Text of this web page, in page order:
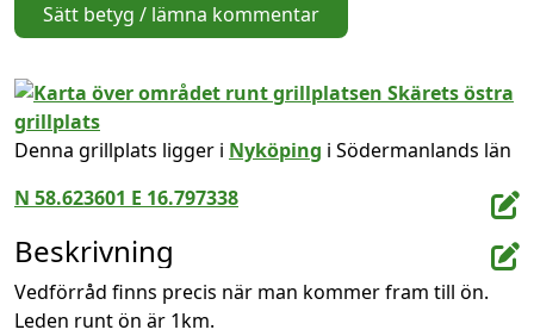
Sätt betyg / lämna kommentar
Denna grillplats ligger i Nyköping i Södermanlands län
N 58.623601 E 16.797338
Beskrivning
Vedförråd finns precis när man kommer fram till ön.
Leden runt ön är 1km.